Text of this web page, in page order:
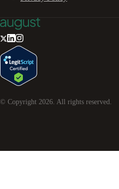
© Copyright 2026. All rights reserved.